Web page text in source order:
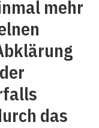
mehr
das